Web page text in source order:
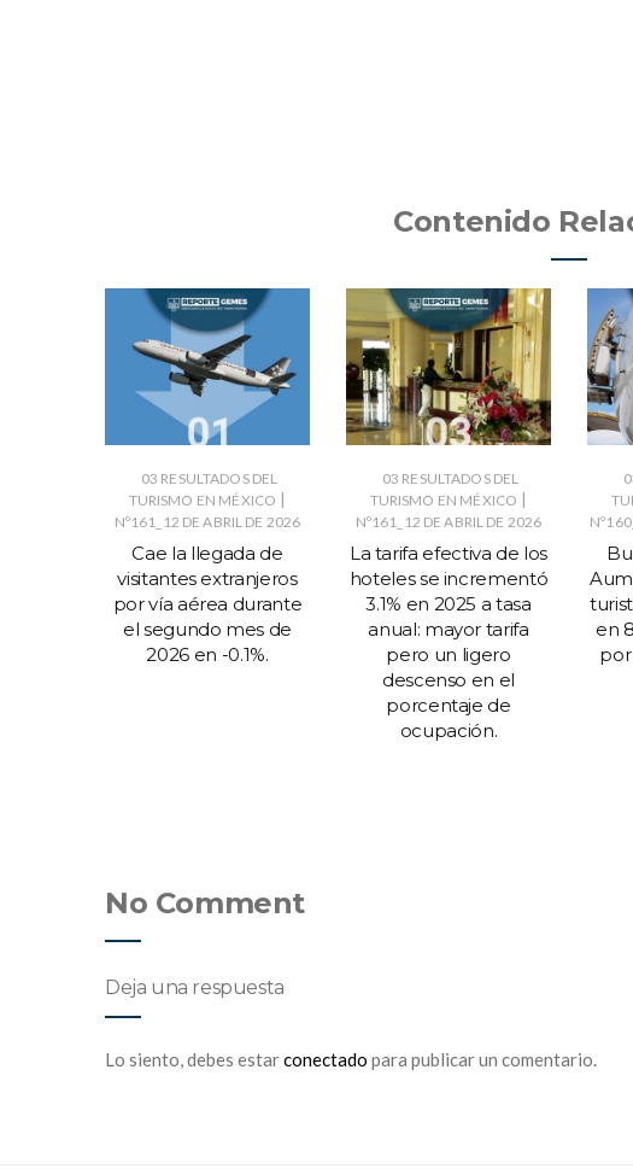
Contenido
03 RESULTADOS DEL
TURISMO EN MÉXICO
Nº161_12 DE ABRIL DE 2026
Cae la llegada de
visitantes extranjeros
por vía aérea durante
el segundo mes de
2026 en -0.1%.
03 RESULTADOS DEL
TURISMO EN MÉXICO
Nº161_12 DE ABRIL DE 2026
La tarifa efectiva de los
hoteles se incrementó
3.1% en 2025 a tasa
anual: mayor tarifa
pero un ligero
descenso en el
porcentaje de
ocupación.
en
por
No Comment
Deja una respuesta
Lo siento, debes estarconectado para publicar un comentario.